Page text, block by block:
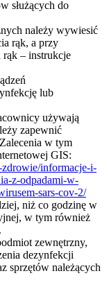
służących do
należy wywiesić
rąk, a przy
rąk – instrukcje
lub
używają
zapewnić
w tym
GIS:
informacje-i-
z-odpadami-w-
sars-cov-2/
niż co godzinę w
w tym również
zewnętrzny,
dezynfekcji
sprzętów należących